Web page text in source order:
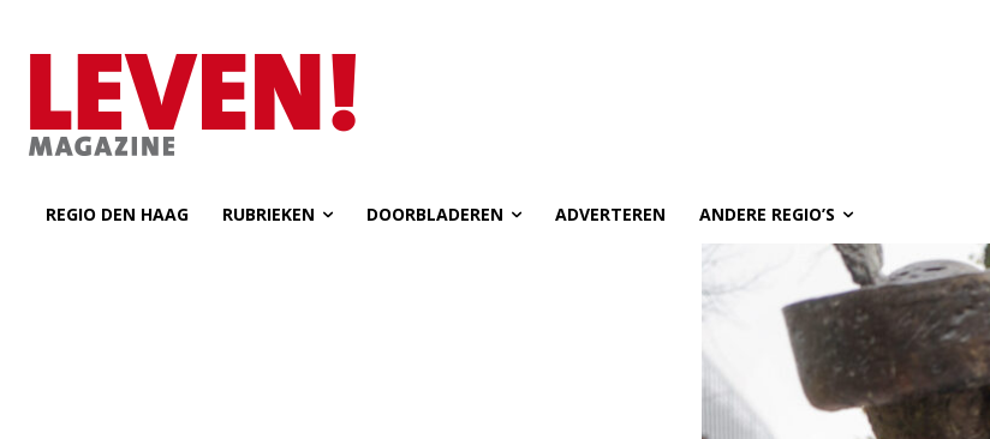
REGIO DEN HAAG RUBRIEKEN DOORBLADEREN ADVERTEREN ANDERE REGIO’S